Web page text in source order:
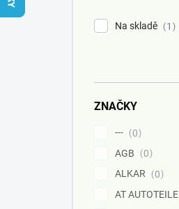
Na skladě 1
ZNAČKY
---
0
AGB
0
ALKAR
0
AT AUTOTEILE